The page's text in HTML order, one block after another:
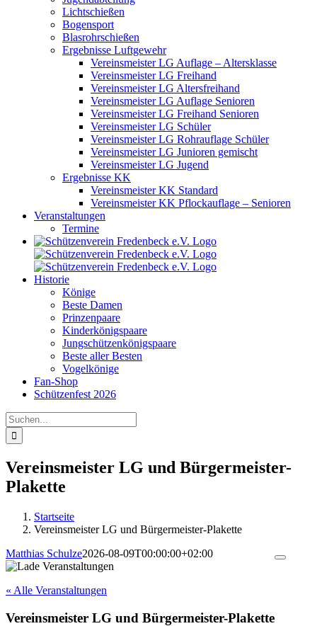
Lichtschießen
Bogensport
Blasrohrschießen
Ergebnisse Luftgewehr
Vereinsmeister LG Auflage – Altersklasse
Vereinsmeister LG Freihand
Vereinsmeister LG Altersfreihand
Vereinsmeister LG Auflage Senioren
Vereinsmeister LG Freihand Senioren
Vereinsmeister LG Schüler
Vereinsmeister LG Rohrauflage Schüler
Vereinsmeister LG Junioren gemischt
Vereinsmeister LG Jugend
Ergebnisse KK
Vereinsmeister KK Standard
Vereinsmeister KK Pflockauflage – Senioren
Veranstaltungen
Termine
Historie
Könige
Beste Damen
Prinzenpaare
Kinderkönigspaare
Jungschützenkönigspaare
Beste aller Besten
Vogelkönige
Fan-Shop
Schützenfest 2026
Suche
nach:
Vereinsmeister LG und Bürgermeister-
Plakette
Startseite
Vereinsmeister LG und Bürgermeister-Plakette
Matthias Schulze2026-08-09T00:00:00+02:00
« Alle Veranstaltungen
Vereinsmeister LG und Bürgermeister-Plakette
Toggle